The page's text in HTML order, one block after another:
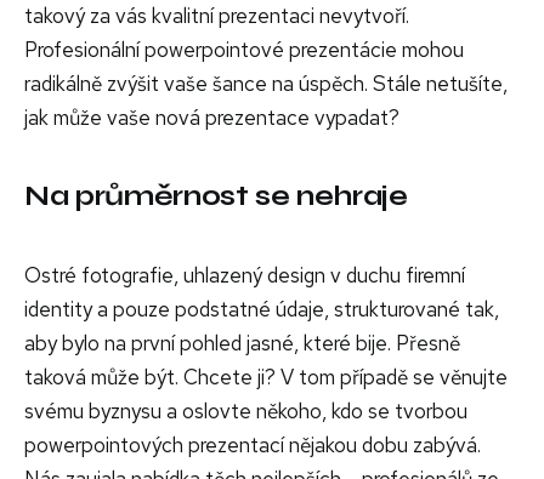
takový za vás kvalitní prezentaci nevytvoří.
Profesionální powerpointové prezentácie mohou
radikálně zvýšit vaše šance na úspěch. Stále netušíte,
jak může vaše nová prezentace vypadat?
Na průměrnost se nehraje
Ostré fotografie, uhlazený design v duchu firemní
identity a pouze podstatné údaje, strukturované tak,
aby bylo na první pohled jasné, které bije. Přesně
taková může být. Chcete ji? V tom případě se věnujte
svému byznysu a oslovte někoho, kdo se tvorbou
powerpointových prezentací nějakou dobu zabývá.